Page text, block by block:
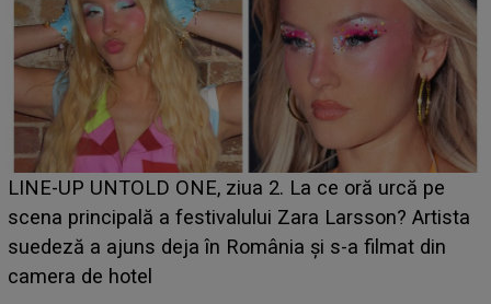
Ce a dezvăluit noua concurentă din "Casa Iubirii" l-a
luat prin surprindere pe Emanuel. CINE ESTE
BĂIATUL VIZAT de Alexandra?! Aflându-se în fața
faptului împlinit, A RECUNOSCUT IMEDIAT: "Am